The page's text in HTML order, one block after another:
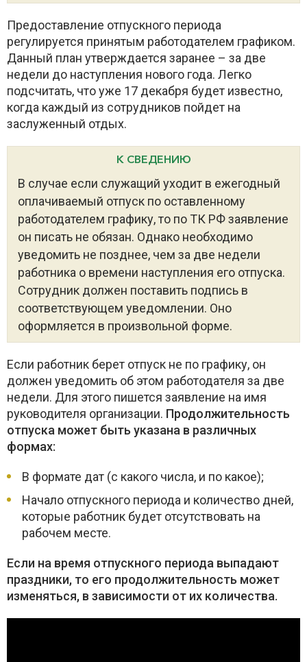
Предоставление отпускного периода
регулируется принятым работодателем графиком.
Данный план утверждается заранее – за две
недели до наступления нового года. Легко
подсчитать, что уже 17 декабря будет известно,
когда каждый из сотрудников пойдет на
заслуженный отдых.
К СВЕДЕНИЮ
В случае если служащий уходит в ежегодный
оплачиваемый отпуск по оставленному
работодателем графику, то по ТК РФ заявление
он писать не обязан. Однако необходимо
уведомить не позднее, чем за две недели
работника о времени наступления его отпуска.
Сотрудник должен поставить подпись в
соответствующем уведомлении. Оно
оформляется в произвольной форме.
Если работник берет отпуск не по графику, он
должен уведомить об этом работодателя за две
недели. Для этого пишется заявление на имя
руководителя организации. Продолжительность
отпуска может быть указана в различных
формах:
В формате дат (с какого числа, и по какое);
Начало отпускного периода и количество дней,
которые работник будет отсутствовать на
рабочем месте.
Если на время отпускного периода выпадают
праздники, то его продолжительность может
изменяться, в зависимости от их количества.